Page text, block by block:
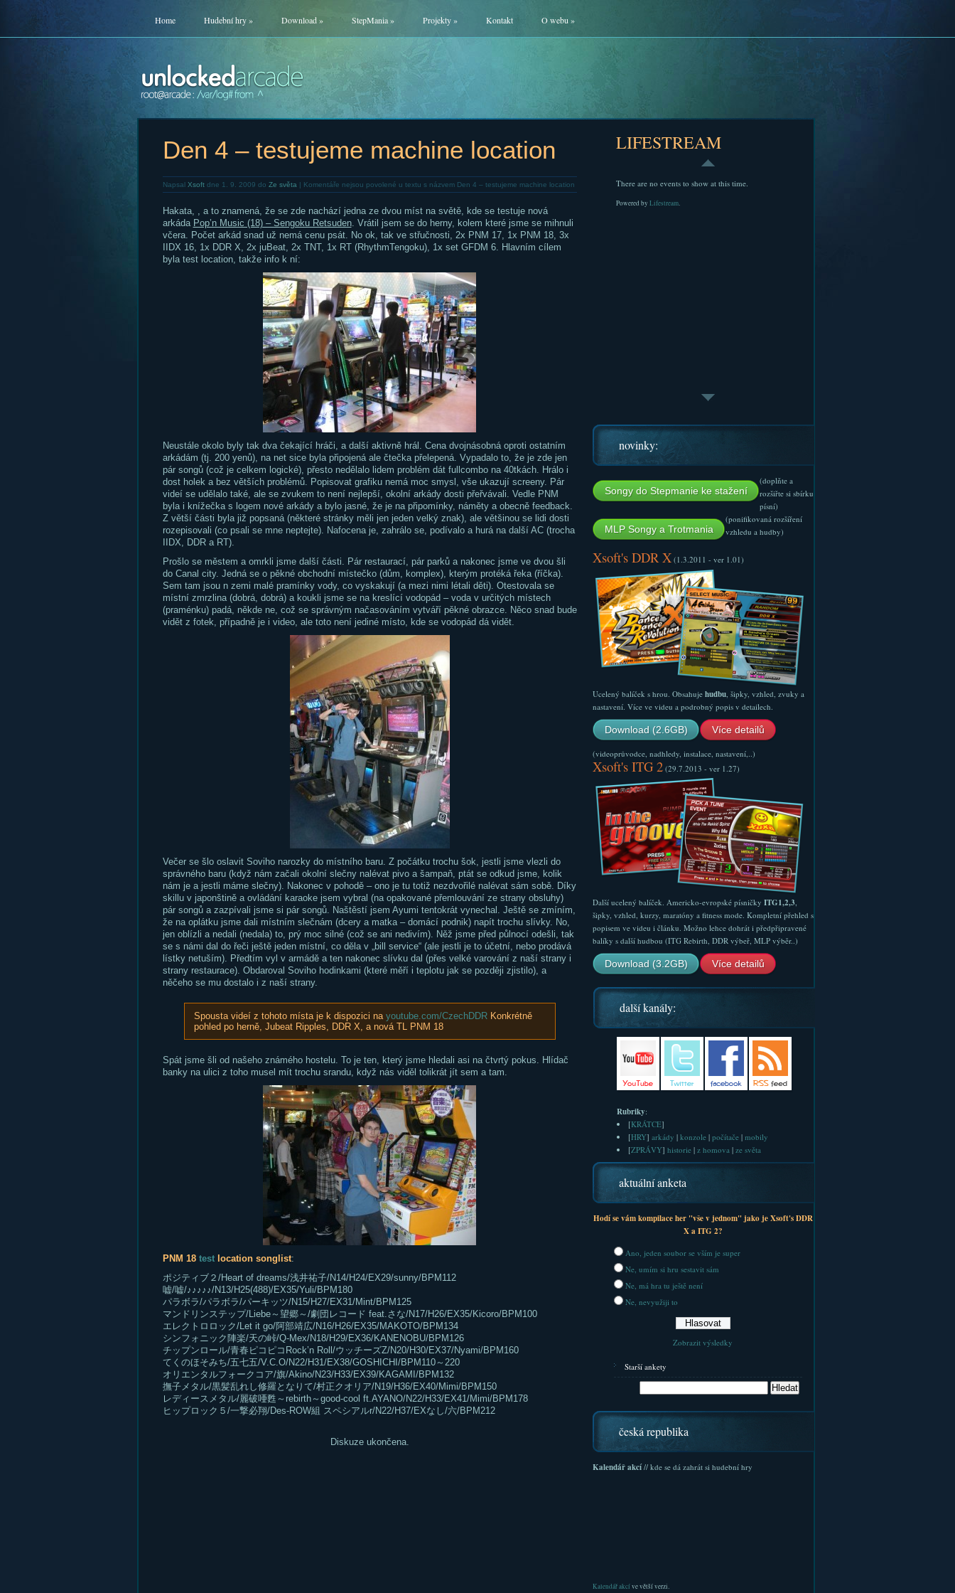
Home Hudební hry» Download» StepMania» Projekty» Kontakt O webu »
Den 4 – testujeme machine location
Napsal Xsoftdne 1. 9. 2009 do Ze světa | Komentáře nejsou povolené u textu s názvem Den 4 – testujeme machine location
Hakata, , a to znamená, že se zde nachází jedna ze dvou míst na světě, kde se testuje nová
arkáda Pop’n Music (18) – Sengoku Retsuden. Vrátil jsem se do herny, kolem které jsme se mihnuli
včera. Počet arkád snad už nemá cenu psát. No ok, tak ve střučnosti, 2x PNM 17, 1x PNM 18, 3x
IIDX 16, 1x DDR X, 2x juBeat, 2x TNT, 1x RT (RhythmTengoku), 1x set GFDM 6. Hlavním cílem
byla test location, takže info k ní:
Neustále okolo byly tak dva čekající hráči, a další aktivně hrál. Cena dvojnásobná oproti ostatním
arkádám (tj. 200 yenů), na net sice byla připojená ale čtečka přelepená. Vypadalo to, že je zde jen
pár songů (což je celkem logické), přesto nedělalo lidem problém dát fullcombo na 40tkách. Hrálo i
dost holek a bez větších problémů. Popisovat grafiku nemá moc smysl, vše ukazují screeny. Pár
videí se udělalo také, ale se zvukem to není nejlepší, okolní arkády dosti přeřvávali. Vedle PNM
byla i knížečka s logem nové arkády a bylo jasné, že je na připomínky, náměty a obecně feedback.
Z větší části byla již popsaná (některé stránky měli jen jeden velký znak), ale většinou se lidi dosti
rozepisovali (co psali se mne neptejte). Nafocena je, zahrálo se, podívalo a hurá na další AC (trocha
IIDX, DDR a RT).
Prošlo se městem a omrkli jsme další části. Pár restaurací, pár parků a nakonec jsme ve dvou šli
do Canal city. Jedná se o pěkné obchodní místečko (dům, komplex), kterým protéká řeka (říčka).
Sem tam jsou n zemi malé pramínky vody, co vyskakují (a mezi nimi létali děti). Otestovala se
místní zmrzlina (dobrá, dobrá) a koukli jsme se na kreslící vodopád – voda v určitých místech
(praménku) padá, někde ne, což se správným načasováním vytváří pěkné obrazce. Něco snad bude
vidět z fotek, případně je i video, ale toto není jediné místo, kde se vodopád dá vidět.
Večer se šlo oslavit Soviho narozky do místního baru. Z počátku trochu šok, jestli jsme vlezli do
správného baru (když nám začali okolní slečny nalévat pivo a šampaň, ptát se odkud jsme, kolik
nám je a jestli máme slečny). Nakonec v pohodě – ono je tu totiž nezdvořilé nalévat sám sobě. Díky
skillu v japonštině a ovládání karaoke jsem vybral (na opakované přemlouvání ze strany obsluhy)
pár songů a zazpívali jsme si pár songů. Naštěstí jsem Ayumi tentokrát vynechal. Ještě se zmíním,
že na oplátku jsme dali místním slečnám (dcery a matka – domácí podnik) napít trochu slívky. No,
jen oblízli a nedali (nedala) to, prý moc silné (což se ani nedivím). Něž jsme před půlnocí odešli, tak
se s námi dal do řeči ještě jeden místní, co děla v „bill service“ (ale jestli je to účetní, nebo prodává
lístky netuším). Předtím vyl v armádě a ten nakonec slívku dal (přes velké varování z naší strany i
strany restaurace). Obdaroval Soviho hodinkami (které měří i teplotu jak se později zjistilo), a
něčeho se mu dostalo i z naší strany.
Spousta videí z tohoto místa je k dispozici na youtube.com/CzechDDRKonkrétně
pohled po herně, Jubeat Ripples, DDR X, a nová TL PNM 18
Spát jsme šli od našeho známého hostelu. To je ten, který jsme hledali asi na čtvrtý pokus. Hlídač
banky na ulici z toho musel mít trochu srandu, když nás viděl tolikrát jít sem a tam.
PNM 18 testlocationsonglist:
ポジティブ２/Heart of dreams/浅井祐子/N14/H24/EX29/sunny/BPM112
嘘/嘘/♪♪♪♪♪/N13/H25(488)/EX35/Yuli/BPM180
パラボラ/パラボラ/パーキッツ/N15/H27/EX31/Mint/BPM125
マンドリンステップ/Liebe～望郷～/劇団レコード feat.さな/N17/H26/EX35/Kicoro/BPM100
エレクトロロック/Let it go/阿部靖広/N16/H26/EX35/MAKOTO/BPM134
シンフォニック陣楽/天の峠/Q-Mex/N18/H29/EX36/KANENOBU/BPM126
チップンロール/青春ピコピコRock’n Roll/ウッチーズZ/N20/H30/EX37/Nyami/BPM160
てくのほそみち/五七五/V.C.O/N22/H31/EX38/GOSHICHI/BPM110～220
オリエンタルフォークコア/旗/Akino/N23/H33/EX39/KAGAMI/BPM132
撫子メタル/黒髪乱れし修羅となりて/村正クオリア/N19/H36/EX40/Mimi/BPM150
レディースメタル/麗破唖甦～rebirth～good-cool ft.AYANO/N22/H33/EX41/Mimi/BPM178
ヒップロック５/一撃必翔/Des-ROW組 スペシアルr/N22/H37/EXなし/六/BPM212
Diskuze ukončena.
LIFESTREAM
There are no events to show at this time.
Powered by Lifestream.
novinky:
Songy do Stepmanie ke stažení
(doplňte a
rozšiřte si sbírku
písní)
MLP Songy a Trotmania
(ponifikovaná rozšíření
vzhledu a hudby)
Xsoft's DDR X(1.3.2011 - ver 1.01)
Ucelený balíček s hrou. Obsahuje hudbu, šipky, vzhled, zvuky a
nastavení. Více ve videu a podrobný popis v detailech.
Download (2.6GB) Více detailů
(videoprůvodce, nadhledy, instalace, nastavení,..)
Xsoft's ITG 2(29.7.2013 - ver 1.27)
Další ucelený balíček. Americko-evropské písničky ITG1,2,3,
šipky, vzhled, kurzy, maratóny a fitness mode. Kompletní přehled s
popisem ve videu i článku. Možno lehce dohrát i předpřipravené
balíky s další hudbou (ITG Rebirth, DDR výbeř, MLP výběr..)
Download (3.2GB) Více detailů
další kanály:
Rubriky:
[KRÁTCE]
[HRY] arkády | konzole| počítače| mobily
[ZPRÁVY] historie| z homova| ze světa
aktuální anketa
Hodí se vám kompilace her "vše v jednom" jako je Xsoft's DDR
X a ITG 2?
Ano, jeden soubor se vším je super
Ne, umím si hru sestavit sám
Ne, má hra tu ještě není
Ne, nevyužiji to
Zobrazit výsledky
Starší ankety
česká republika
Kalendář akcí// kde se dá zahrát si hudební hry
Kalendář akcíve větší verzi.